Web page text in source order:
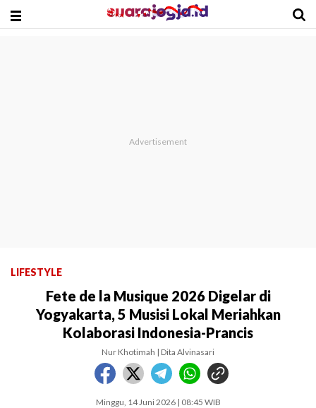
LIFESTYLE
Fete de la Musique 2026 Digelar di
Yogyakarta, 5 Musisi Lokal Meriahkan
Kolaborasi Indonesia-Prancis
Nur Khotimah | Dita Alvinasari
Minggu, 14 Juni 2026 | 08:45 WIB